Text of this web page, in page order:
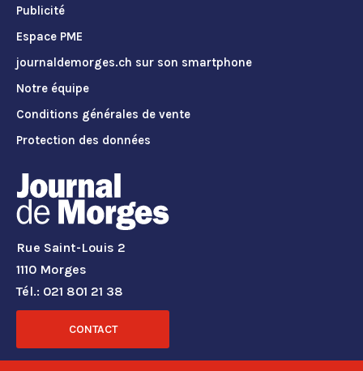
Publicité
Espace PME
journaldemorges.ch sur son smartphone
Notre équipe
Conditions générales de vente
Protection des données
Rue Saint-Louis 2
1110 Morges
Tél.: 021 801 21 38
CONTACT